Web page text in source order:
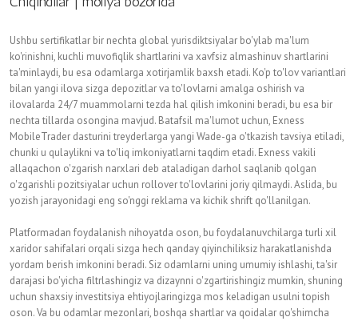
Ushbu sertifikatlar bir nechta global yurisdiktsiyalar bo'ylab ma'lum
ko'rinishni, kuchli muvofiqlik shartlarini va xavfsiz almashinuv shartlarini
ta'minlaydi, bu esa odamlarga xotirjamlik baxsh etadi. Ko'p to'lov variantlari
bilan yangi ilova sizga depozitlar va to'lovlarni amalga oshirish va
ilovalarda 24/7 muammolarni tezda hal qilish imkonini beradi, bu esa bir
nechta tillarda osongina mavjud. Batafsil ma'lumot uchun, Exness
MobileTrader dasturini treyderlarga yangi Wade-ga o'tkazish tavsiya etiladi,
chunki u qulaylikni va to'liq imkoniyatlarni taqdim etadi. Exness vakili
allaqachon o'zgarish narxlari deb ataladigan darhol saqlanib qolgan
o'zgarishli pozitsiyalar uchun rollover to'lovlarini joriy qilmaydi. Aslida, bu
yozish jarayonidagi eng so'nggi reklama va kichik shrift qo'llanilgan.
Platformadan foydalanish nihoyatda oson, bu foydalanuvchilarga turli xil
xaridor sahifalari orqali sizga hech qanday qiyinchiliksiz harakatlanishda
yordam berish imkonini beradi. Siz odamlarni uning umumiy ishlashi, ta'sir
darajasi bo'yicha filtrlashingiz va dizaynni o'zgartirishingiz mumkin, shuning
uchun shaxsiy investitsiya ehtiyojlaringizga mos keladigan usulni topish
oson. Va bu odamlar mezonlari, boshqa shartlar va qoidalar qo'shimcha